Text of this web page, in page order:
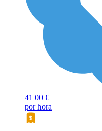
41 00 €
por hora